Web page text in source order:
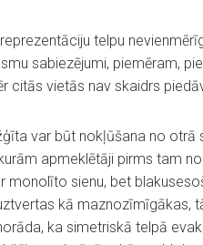
telpu
sabiezējumi, piemēram,
citās vietās nav skaidrs
var būt nokļūšana no otrā
apmeklētāji pirms tam
monolīto sienu, bet
kā maznozīmīgākas,
ka simetriskā telpā